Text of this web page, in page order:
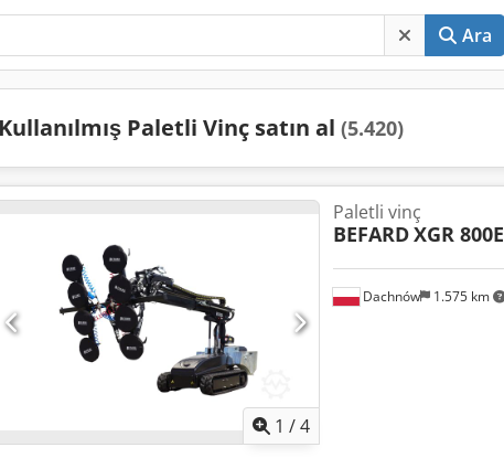
Ara
Kullanılmış Paletli Vinç satın al (5.420)
1 /4
Dachnów 1.575 km
Paletli vinç
BEFARDXGR 800E